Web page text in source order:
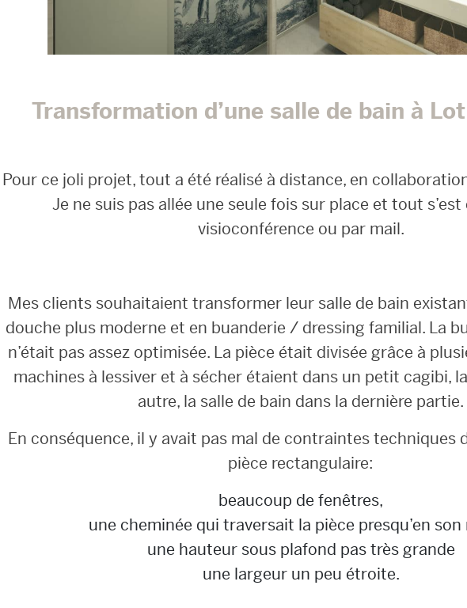
Transformation d’une salle de bain à
Pour ce joli projet, tout a été réalisé à distance, en
Je ne suis pas allée une seule fois sur place et tout
visioconférence ou par mail.
Mes clients souhaitaient transformer leur salle de bain
douche plus moderne et en buanderie / dressing familial. La
n’était pas assez optimisée. La pièce était divisée grâce à
machines à lessiver et à sécher étaient dans un petit cagibi,
autre, la salle de bain dans la dernière partie.
En conséquence, il y avait pas mal de contraintes techniques
pièce rectangulaire:
beaucoup de fenêtres,
une cheminée qui traversait la pièce presqu’en son
une hauteur sous plafond pas très grande
une largeur un peu étroite.